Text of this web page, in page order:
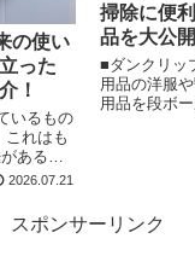
の使い
った
！
いるもの
これはも
あるの
近話題の
すよ
ん眠っ
2026.07.21
掃除に便
品を大公開
■ダンクリ
用品の洋服
用品を段ボ
速購入、最
スポンサーリンク